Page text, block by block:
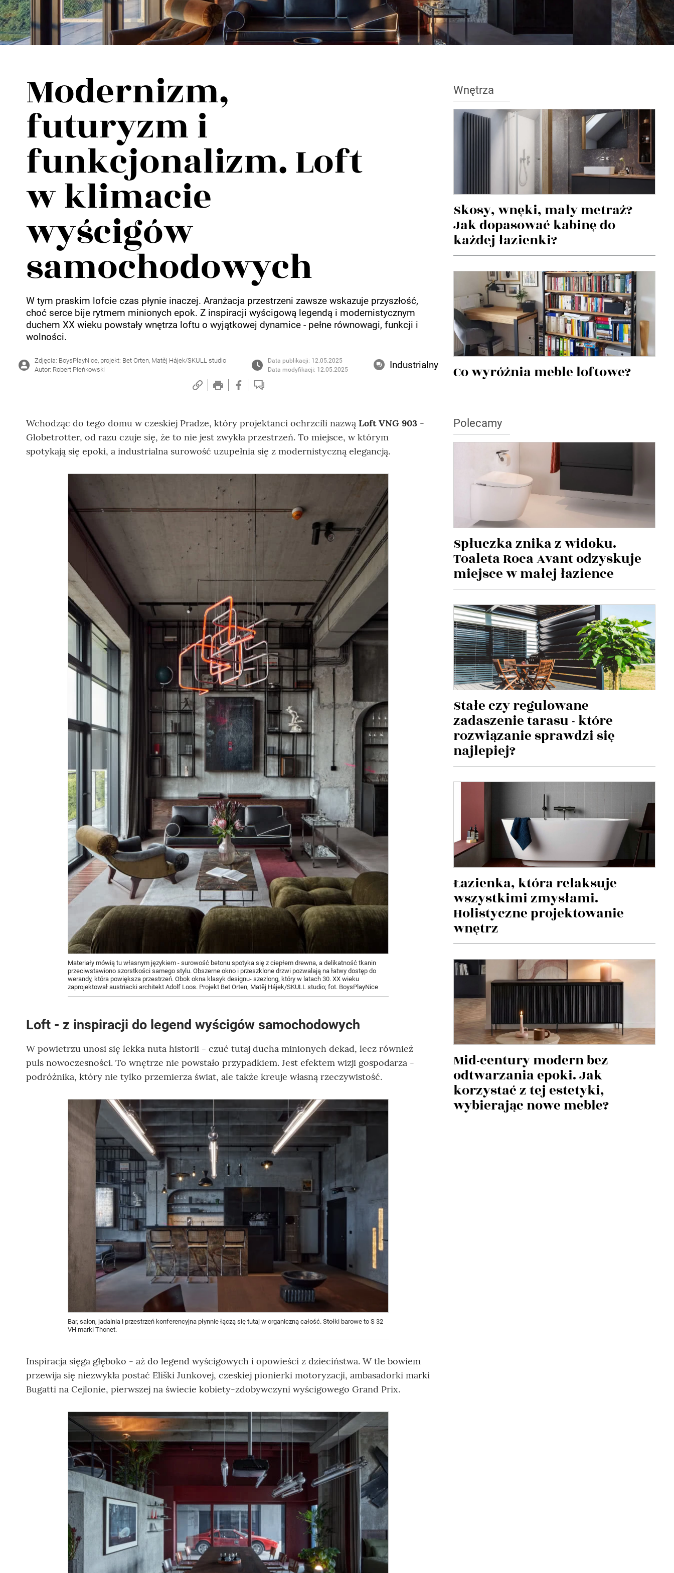
Wellnes
DIY
Modernizm,
futuryzm i
funkcjonalizm. Loft
w klimacie
wyścigów
samochodowych
W tym praskim lofcie czas płynie inaczej. Aranżacja przestrzeni zawsze wskazuje przyszłość,
choć serce bije rytmem minionych epok. Z inspiracji wyścigową legendą i modernistycznym
duchem XX wieku powstały wnętrza loftu o wyjątkowej dynamice - pełne równowagi, funkcji i
wolności.
Zdjęcia: BoysPlayNice, projekt: Bet Orten, Matěj Hájek/SKULL studio
Autor: Robert Pieńkowski
Data publikacji: 12.05.2025
Data modyfikacji: 12.05.2025
Industrialny
Wchodząc do tego domu w czeskiej Pradze, który projektanci ochrzcili nazwą Loft VNG 903 -
Globetrotter, od razu czuje się, że to nie jest zwykła przestrzeń. To miejsce, w którym
spotykają się epoki, a industrialna surowość uzupełnia się z modernistyczną elegancją.
Materiały mówią tu własnym językiem - surowość betonu spotyka się z ciepłem drewna, a delikatność tkanin
przeciwstawiono szorstkości samego stylu. Obszerne okno i przeszklone drzwi pozwalają na łatwy dostęp do
werandy, która powiększa przestrzeń. Obok okna klasyk designu- szezlong, który w latach 30. XX wieku
zaprojektował austriacki architekt Adolf Loos. Projekt Bet Orten, Matěj Hájek/SKULL studio; fot. BoysPlayNice
Loft - z inspiracji do legend wyścigów samochodowych
W powietrzu unosi się lekka nuta historii - czuć tutaj ducha minionych dekad, lecz również
puls nowoczesności. To wnętrze nie powstało przypadkiem. Jest efektem wizji gospodarza -
podróżnika, który nie tylko przemierza świat, ale także kreuje własną rzeczywistość.
Bar, salon, jadalnia i przestrzeń konferencyjna płynnie łączą się tutaj w organiczną całość. Stołki barowe to S 32
VH marki Thonet.
Inspiracja sięga głęboko - aż do legend wyścigowych i opowieści z dzieciństwa. W tle bowiem
przewija się niezwykła postać Eliški Junkovej, czeskiej pionierki motoryzacji, ambasadorki marki
Bugatti na Cejlonie, pierwszej na świecie kobiety-zdobywczyni wyścigowego Grand Prix.
Wnętrza
Skosy, wnęki, mały metraż?
Jak dopasować kabinę do
każdej łazienki?
Co wyróżnia meble loftowe?
Polecamy
Spłuczka znika z widoku.
Toaleta Roca Avant odzyskuje
miejsce w małej łazience
Stałe czy regulowane
zadaszenie tarasu - które
rozwiązanie sprawdzi się
najlepiej?
Łazienka, która relaksuje
wszystkimi zmysłami.
Holistyczne projektowanie
wnętrz
Mid-century modern bez
odtwarzania epoki. Jak
korzystać z tej estetyki,
wybierając nowe meble?